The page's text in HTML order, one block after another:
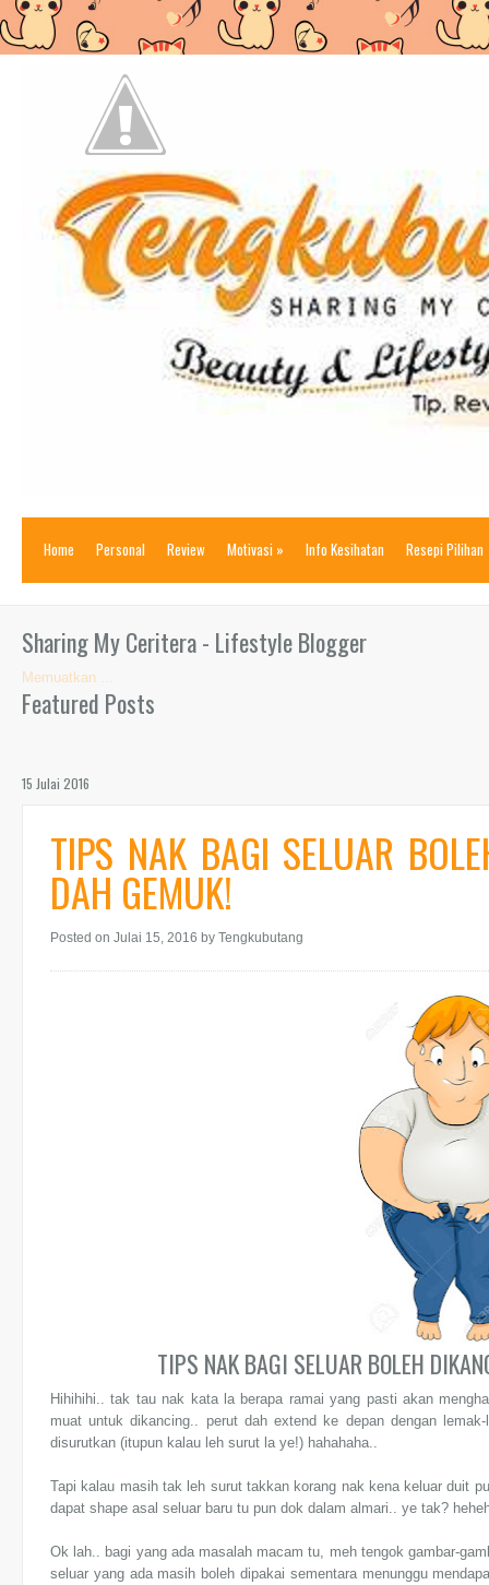
Home Personal Review Motivasi » Info Kesihatan Resepi Pilihan
Sharing My Ceritera - Lifestyle Blogger
Memuatkan ...
Featured Posts
15 Julai 2016
TIPS NAK BAGI SELUAR
DAH GEMUK!
Posted on Julai 15, 2016 by Tengkubutang
TIPS NAK BAGI SELUAR BOLEH
Hihihihi.. tak tau nak kata la berapa ramai yang pasti akan
muat untuk dikancing.. perut dah extend ke depan dengan
disurutkan (itupun kalau leh surut la ye!) hahahaha..
Tapi kalau masih tak leh surut takkan korang nak kena keluar duit
dapat shape asal seluar baru tu pun dok dalam almari.. ye tak?
Ok lah.. bagi yang ada masalah macam tu, meh tengok gambar-
seluar yang ada masih boleh dipakai sementara menunggu